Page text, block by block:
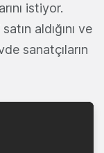
istiyor.
aldığını ve
sanatçıların